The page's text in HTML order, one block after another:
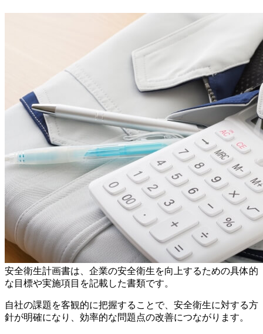
安全衛生計画書は、企業の安全衛生を向上するための具体的
な目標や実施項目を記載した書類です。
自社の課題を客観的に把握することで、安全衛生に対する方
針が明確になり、効率的な問題点の改善につながります。